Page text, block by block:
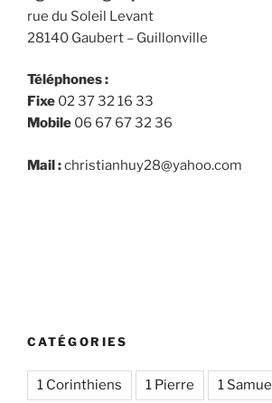
rue du Soleil Levant
28140 Gaubert – Guillonville
Téléphones :
Fixe 02 37 32 16 33
Mobile 06 67 67 32 36
Mail :christianhuy28@yahoo.com
CATÉGORIES
1 Corinthiens 1 Pierre 1 Samuel